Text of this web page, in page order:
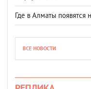
Где в Алматы
ВСЕ НОВОСТИ